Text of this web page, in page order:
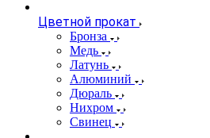
Цветной прокат
Бронза
Медь
Латунь
Алюминий
Дюраль
Нихром
Свинец